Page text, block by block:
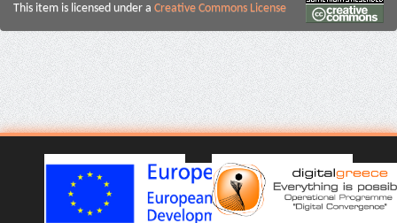
This item is licensed under a Creative Commons License